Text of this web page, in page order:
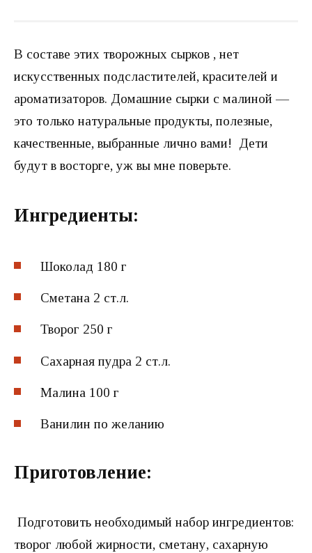
В составе этих творожных сырков , нет
искусственных подсластителей, красителей и
ароматизаторов. Домашние сырки с малиной —
это только натуральные продукты, полезные,
качественные, выбранные лично вами! Дети
будут в восторге, уж вы мне поверьте.
Ингредиенты:
Шоколад 180 г
Сметана 2 ст.л.
Творог 250 г
Сахарная пудра 2 ст.л.
Малина 100 г
Ванилин по желанию
Приготовление:
Подготовить необходимый набор ингредиентов:
творог любой жирности, сметану, сахарную